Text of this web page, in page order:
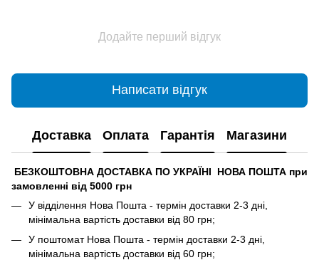
Додайте перший відгук
Написати відгук
Доставка Оплата Гарантія Магазини
БЕЗКОШТОВНА ДОСТАВКА ПО УКРАЇНІ НОВА ПОШТА при
замовленні від 5000 грн
У відділення Нова Пошта - термін доставки 2-3 дні,
мінімальна вартість доставки від 80 грн;
У поштомат Нова Пошта - термін доставки 2-3 дні,
мінімальна вартість доставки від 60 грн;